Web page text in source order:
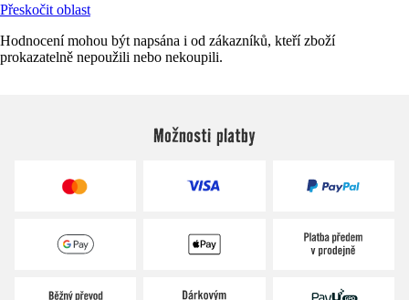
Přeskočit oblast
Hodnocení mohou být napsána i od zákazníků, kteří zboží
prokazatelně nepoužili nebo nekoupili.
Možnosti platby